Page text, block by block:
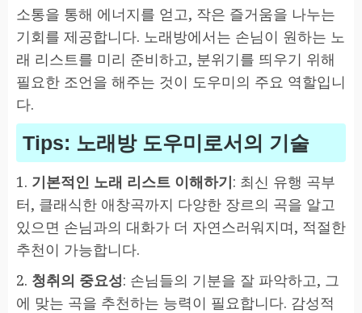
소통을 통해 에너지를 얻고, 작은 즐거움을 나누는
기회를 제공합니다. 노래방에서는 손님이 원하는 노
래 리스트를 미리 준비하고, 분위기를 띄우기 위해
필요한 조언을 해주는 것이 도우미의 주요 역할입니
다.
Tips: 노래방 도우미로서의 기술
1. 기본적인 노래 리스트 이해하기: 최신 유행 곡부
터, 클래식한 애창곡까지 다양한 장르의 곡을 알고
있으면 손님과의 대화가 더 자연스러워지며, 적절한
추천이 가능합니다.
2. 청취의 중요성: 손님들의 기분을 잘 파악하고, 그
에 맞는 곡을 추천하는 능력이 필요합니다. 감성적